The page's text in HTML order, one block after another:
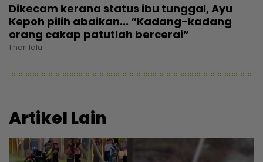
Dikecam kerana status ibu tunggal, Ayu
Kepoh pilih abaikan... “Kadang-kadang
orang cakap patutlah bercerai”
1 hari lalu
Artikel Lain